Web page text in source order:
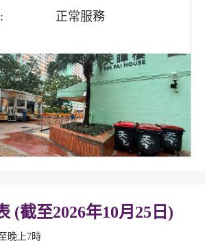
正常服務
(截至2026年10月25日)
晚上7時